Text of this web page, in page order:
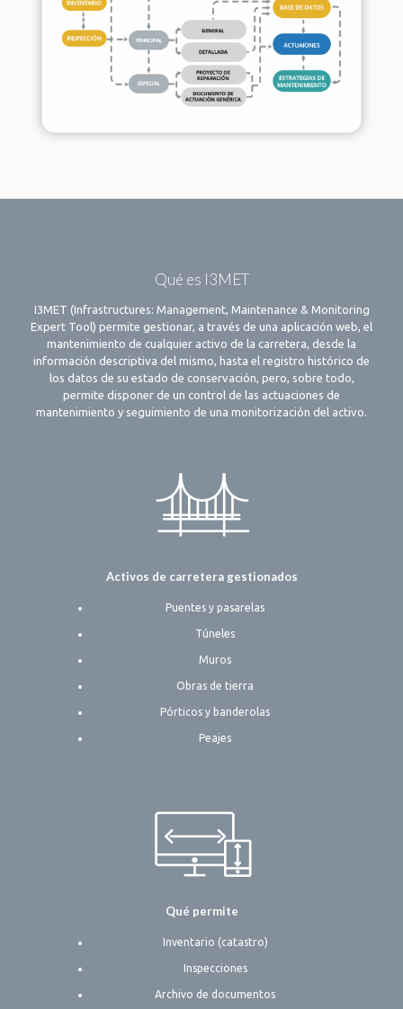
Qué es I3MET
I3MET (Infrastructures: Management, Maintenance & Monitoring
Expert Tool) permite gestionar, a través de una aplicación web, el
mantenimiento de cualquier activo de la carretera, desde la
información descriptiva del mismo, hasta el registro histórico de
los datos de su estado de conservación, pero, sobre todo,
permite disponer de un control de las actuaciones de
mantenimiento y seguimiento de una monitorización del activo.
Activos de carretera gestionados
Puentes y pasarelas
Túneles
Muros
Obras de tierra
Pórticos y banderolas
Peajes
Qué permite
Inventario (catastro)
Inspecciones
Archivo de documentos